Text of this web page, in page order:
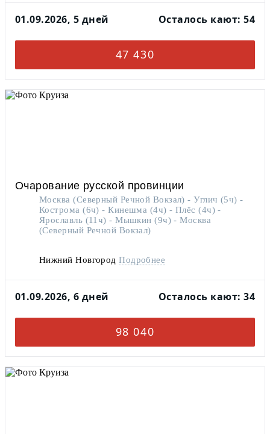
01.09.2026, 5 дней Осталось кают: 54
47 430
Очарование русской провинции
Москва (Северный Речной Вокзал) - Углич (5ч) -
Кострома (6ч) - Кинешма (4ч) - Плёс (4ч) -
Ярославль (11ч) - Мышкин (9ч) - Москва
(Северный Речной Вокзал)
Нижний НовгородПодробнее
01.09.2026, 6 дней Осталось кают: 34
98 040